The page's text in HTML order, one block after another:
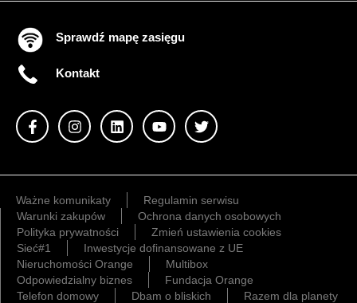
Sprawdź mapę zasięgu
Kontakt
Ważne komunikaty
Regulamin serwisu
Warunki zakupów
Ochrona danych osobowych
Polityka prywatności
Zmień ustawienia cookies
Sieć#1
Inwestycje dofinansowane z UE
Nieruchomości Orange
Multibox
Odpowiedzialny biznes
Fundacja Orange
Telefon domowy
Dbam o bliskich Razem dla planety